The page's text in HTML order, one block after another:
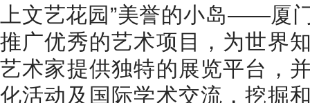
上文艺花园”美誉的小岛——厦
推广优秀的艺术项目，为世界
艺术家提供独特的展览平台，
化活动及国际学术交流，挖掘